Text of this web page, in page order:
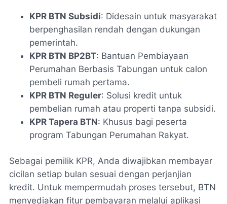
KPR BTN Subsidi: Didesain untuk masyarakat
berpenghasilan rendah dengan dukungan
pemerintah.
KPR BTN BP2BT: Bantuan Pembiayaan
Perumahan Berbasis Tabungan untuk calon
pembeli rumah pertama.
KPR BTN Reguler: Solusi kredit untuk
pembelian rumah atau properti tanpa subsidi.
KPR Tapera BTN: Khusus bagi peserta
program Tabungan Perumahan Rakyat.
Sebagai pemilik KPR, Anda diwajibkan membayar
cicilan setiap bulan sesuai dengan perjanjian
kredit. Untuk mempermudah proses tersebut, BTN
menyediakan fitur pembayaran melalui aplikasi